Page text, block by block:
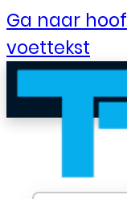
Ga naar
voettekst